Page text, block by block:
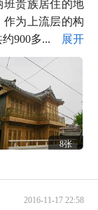
为上流层的构
900多...
展开
8张
2016-11-17 22:58